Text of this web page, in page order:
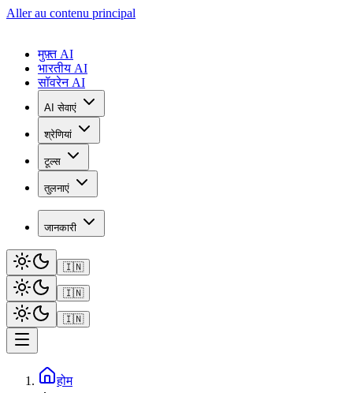
Aller au contenu principal
मुफ़्त AI
भारतीय AI
सॉवरेन AI
AI सेवाएं
श्रेणियां
टूल्स
तुलनाएं
जानकारी
🇮🇳
🇮🇳
🇮🇳
होम